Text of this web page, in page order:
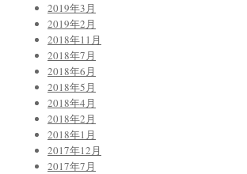
2019年3月
2019年2月
2018年11月
2018年7月
2018年6月
2018年5月
2018年4月
2018年2月
2018年1月
2017年12月
2017年7月